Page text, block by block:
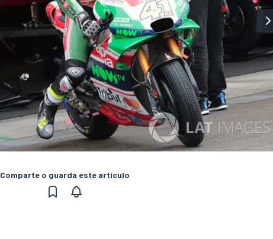
Comparte o guarda este artículo